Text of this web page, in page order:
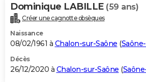
Dominique LABILLE (59 ans)
Créer une cagnotte obsèques
Naissance
08/02/1961 à Chalon-sur-Saône (
Décès
26/12/2020 à Chalon-sur-Saône (